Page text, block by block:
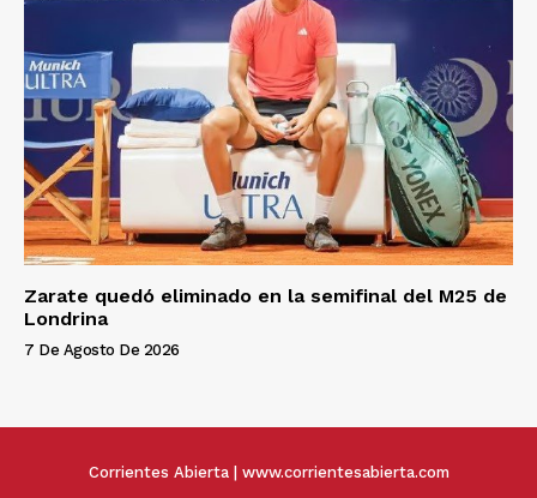
Zarate quedó eliminado en la semifinal del M25 de
Londrina
7 De Agosto De 2026
Corrientes Abierta | www.corrientesabierta.com